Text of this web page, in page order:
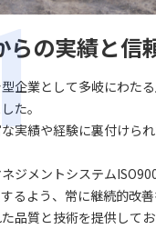
らの実績と信
企業として多岐にわた
た。
実績や経験に裏付けら
ジメントシステム
るよう、常に継続的改
品質と技術を提供してお